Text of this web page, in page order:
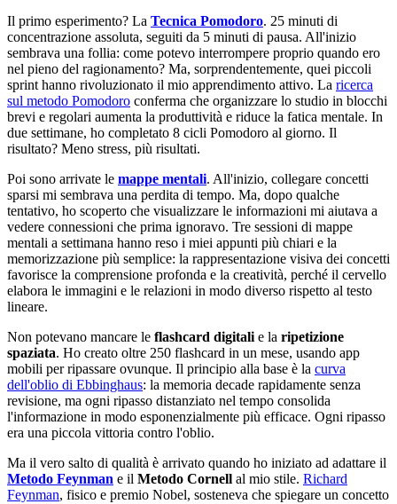
Il primo esperimento? La Tecnica Pomodoro. 25 minuti di
concentrazione assoluta, seguiti da 5 minuti di pausa. All'inizio
sembrava una follia: come potevo interrompere proprio quando ero
nel pieno del ragionamento? Ma, sorprendentemente, quei piccoli
sprint hanno rivoluzionato il mio apprendimento attivo. La ricerca
sul metodo Pomodoro conferma che organizzare lo studio in blocchi
brevi e regolari aumenta la produttività e riduce la fatica mentale. In
due settimane, ho completato 8 cicli Pomodoro al giorno. Il
risultato? Meno stress, più risultati.
Poi sono arrivate le mappe mentali. All'inizio, collegare concetti
sparsi mi sembrava una perdita di tempo. Ma, dopo qualche
tentativo, ho scoperto che visualizzare le informazioni mi aiutava a
vedere connessioni che prima ignoravo. Tre sessioni di mappe
mentali a settimana hanno reso i miei appunti più chiari e la
memorizzazione più semplice: la rappresentazione visiva dei concetti
favorisce la comprensione profonda e la creatività, perché il cervello
elabora le immagini e le relazioni in modo diverso rispetto al testo
lineare.
Non potevano mancare le flashcard digitali e la ripetizione
spaziata. Ho creato oltre 250 flashcard in un mese, usando app
mobili per ripassare ovunque. Il principio alla base è la curva
dell'oblio di Ebbinghaus: la memoria decade rapidamente senza
revisione, ma ogni ripasso distanziato nel tempo consolida
l'informazione in modo esponenzialmente più efficace. Ogni ripasso
era una piccola vittoria contro l'oblio.
Ma il vero salto di qualità è arrivato quando ho iniziato ad adattare il
Metodo Feynman e il Metodo Cornell al mio stile. Richard
Feynman, fisico e premio Nobel, sosteneva che spiegare un concetto